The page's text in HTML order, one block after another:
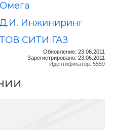
Омега
Д.И. Инжиниринг
ТОВ СИТИ ГАЗ
Обновление: 23.06.2011
Зарегистрировано: 23.06.2011
Идентификатор: 5559